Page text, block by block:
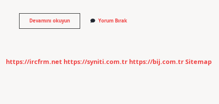
Devamını okuyunValf
Mekanizması
Yorum Bırak
https://ircfrm.net https://syniti.com.tr https://bij.com.trSitemap